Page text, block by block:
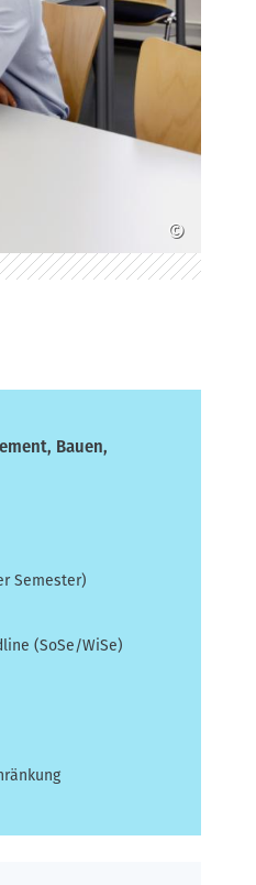
©
Bauen,
Semester)
(SoSe/WiSe)